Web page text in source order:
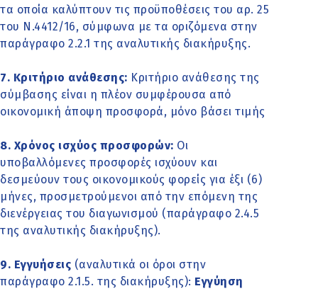
τα οποία καλύπτουν τις προϋποθέσεις του αρ. 25
του Ν.4412/16, σύμφωνα με τα οριζόμενα στην
παράγραφο 2.2.1 της αναλυτικής διακήρυξης.
7. Κριτήριο ανάθεσης: Κριτήριο ανάθεσης της
σύμβασης είναι η πλέον συμφέρουσα από
οικονομική άποψη προσφορά, μόνο βάσει τιμής
8. Χρόνος ισχύος προσφορών: Οι
υποβαλλόμενες προσφορές ισχύουν και
δεσμεύουν τους οικονομικούς φορείς για έξι (6)
μήνες, προσμετρούμενοι από την επόμενη της
διενέργειας του διαγωνισμού (παράγραφο 2.4.5
της αναλυτικής διακήρυξης).
9. Εγγυήσεις (αναλυτικά οι όροι στην
παράγραφο 2.1.5. της διακήρυξης): Εγγύηση